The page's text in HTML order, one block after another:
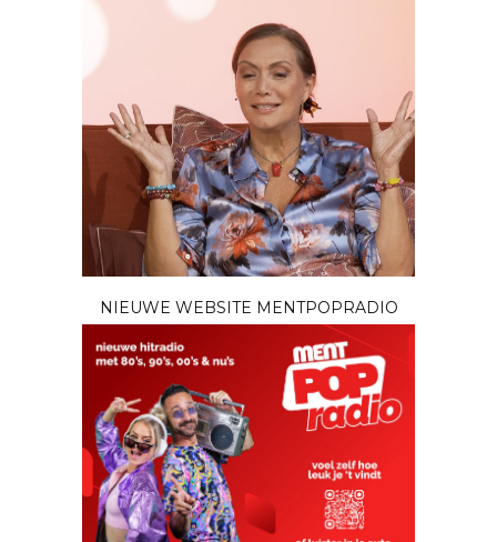
NIEUWE WEBSITE MENTPOPRADIO